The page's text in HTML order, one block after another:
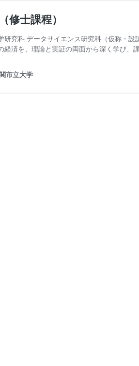
修士課程）
研究科 データサイエンス研究科（仮称・
経済を、理論と実証の両面から深く学び
市立大学